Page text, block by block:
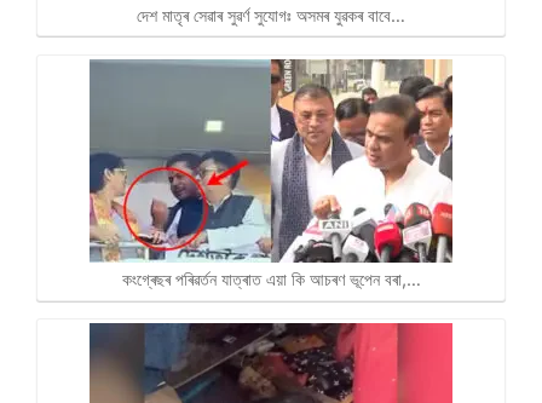
দেশ মাতৃৰ সেৱাৰ সুৱৰ্ণ সুযোগঃ অসমৰ যুৱকৰ বাবে…
কংগ্ৰেছৰ পৰিৱৰ্তন যাত্ৰাত এয়া কি আচৰণ ভূপেন বৰা,…